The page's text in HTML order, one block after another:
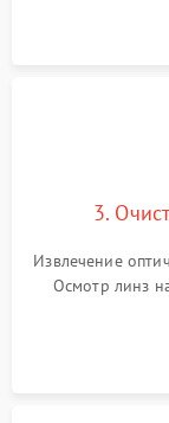
3.
Извлечение
Осмотр линз
покрытия или